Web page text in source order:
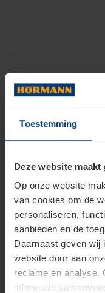
Toestemming
Deze website
Op onze website
van cookies om de
personaliseren,
aanbieden en de
Daarnaast geven wij
website door aan
reclame en analyse.
informatie